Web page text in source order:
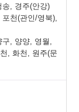
, 경주(안강)
천(관인/영북),
, 양양, 영월,
, 화천, 원주(문